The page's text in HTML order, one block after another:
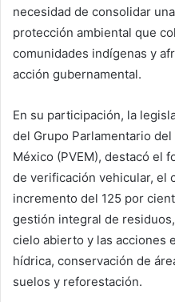
necesidad de consolidar
protección ambiental que
comunidades indígenas y
acción gubernamental.
En su participación, la
del Grupo Parlamentario
México (PVEM), destacó el
de verificación vehicular, el
incremento del 125 por
gestión integral de
cielo abierto y las acciones
hídrica, conservación de
suelos y reforestación.